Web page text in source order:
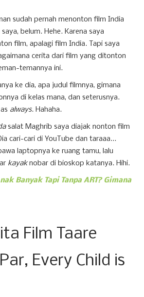
sudah pernah menonton film India
belum. Hehe. Karena saya
film, apalagi film India. Tapi saya
cerita dari film yang ditonton
temannya ini.
ke dia, apa judul filmnya, gimana
di kelas mana, dan seterusnya.
always. Hahaha.
salat Maghrib saya diajak nonton film
cari-cari di YouTube dan taraaa...
laptopnya ke ruang tamu, lalu
kayaknobar di bioskop katanya. Hihi.
Banyak Tapi Tanpa ART? Gimana
Film Taare
Every Child is